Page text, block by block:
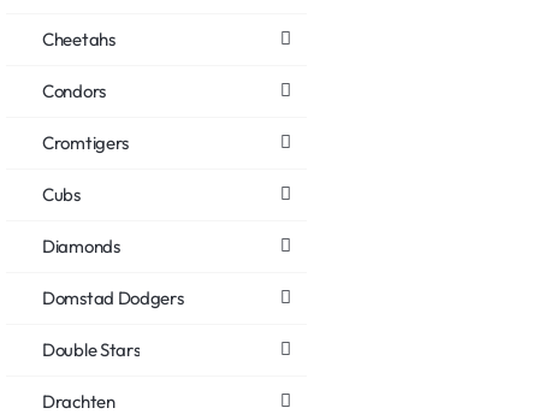
Cheetahs
Condors
Cromtigers
Cubs
Diamonds
Domstad Dodgers
Double Stars
Drachten